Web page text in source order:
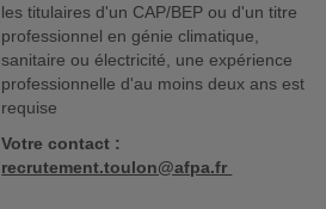
les titulaires d'un CAP/BEP ou d'un titre
professionnel en génie climatique,
sanitaire ou électricité, une expérience
professionnelle d'au moins deux ans est
requise
Votre contact :
recrutement.toulon@afpa.fr